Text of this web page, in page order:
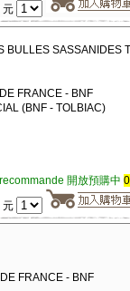
元
BULLES SASSANIDES
FRANCE - BNF
(BNF - TOLBIAC)
開放預購中
元
FRANCE - BNF